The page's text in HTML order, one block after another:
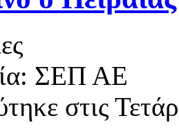
ΣΕΠ ΑΕ
στις